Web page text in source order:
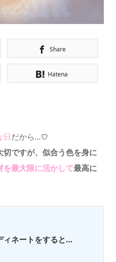
Share
Hatena
日だから…♡
ですが、 似合う色を身に
を最大限に活かして最高に
ィネートをすると…